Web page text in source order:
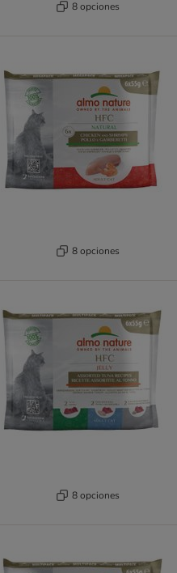
8 opciones
8 opciones
8 opciones